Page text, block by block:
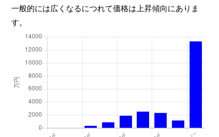
一般的には広くなるにつれて価格は上昇傾向にありま
す。